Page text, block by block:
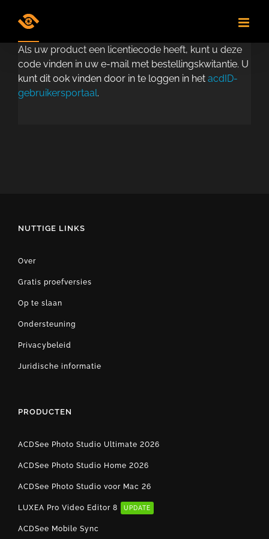
Als uw product een licentiecode heeft, kunt u deze
code vinden in uw e-mail met bestellingskwitantie. U
kunt dit ook vinden door in te loggen in het acdID-
gebruikersportaal.
NUTTIGE LINKS
Over
Gratis proefversies
Op te slaan
Ondersteuning
Privacybeleid
Juridische informatie
PRODUCTEN
ACDSee Photo Studio Ultimate 2026
ACDSee Photo Studio Home 2026
ACDSee Photo Studio voor Mac 26
LUXEA Pro Video Editor 8 UPDATE
ACDSee Mobile Sync